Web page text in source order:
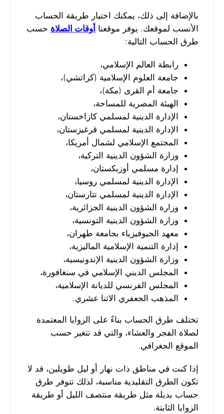
بالإضافة إلى ذلك، يمكنك اختيار طريقة الحساب
الأنسب لموقعك. يوفر موقعنا أوقات الصلاة حسب
طرق الحساب التالية:
رابطة العالم الإسلامي،
جامعة العلوم الإسلامية (كراتشي)،
جامعة أم القرى (مكة)،
الهيئة المصرية للمساحة،
الإدارة الدينية لمسلمي كازاخستان،
الإدارة الدينية لمسلمي قرغيزستان،
المجتمع الإسلامي لشمال أمريكا،
وزارة الشؤون الدينية التركية،
إدارة مسلمي أوزبكستان،
الإدارة الدينية لمسلمي روسيا،
الإدارة الدينية لمسلمي تتارستان،
وزارة الشؤون الدينية الجزائرية،
وزارة الشؤون الدينية التونسية،
معهد الجيوفيزياء بجامعة طهران،
إدارة التنمية الإسلامية الماليزية،
وزارة الشؤون الدينية الإندونيسية،
المجلس الديني الإسلامي في سنغافورة،
المجلس الفرنسي للديانة الإسلامية،
المذهب الجعفري الاثنا عشري.
تختلف طرق الحساب بناءً على الزوايا المعتمدة
لصلاة الفجر والعشاء، والتي قد تتغير حسب
الموقع الجغرافي.
إذا كنت في مناطق ذات نهار أو ليل طويلين، قد لا
تكون الطرق التقليدية مناسبة، لذلك تتوفر طرق
حساب بديلة مثل طريقة منتصف الليل أو طريقة
الزوايا الثابتة.